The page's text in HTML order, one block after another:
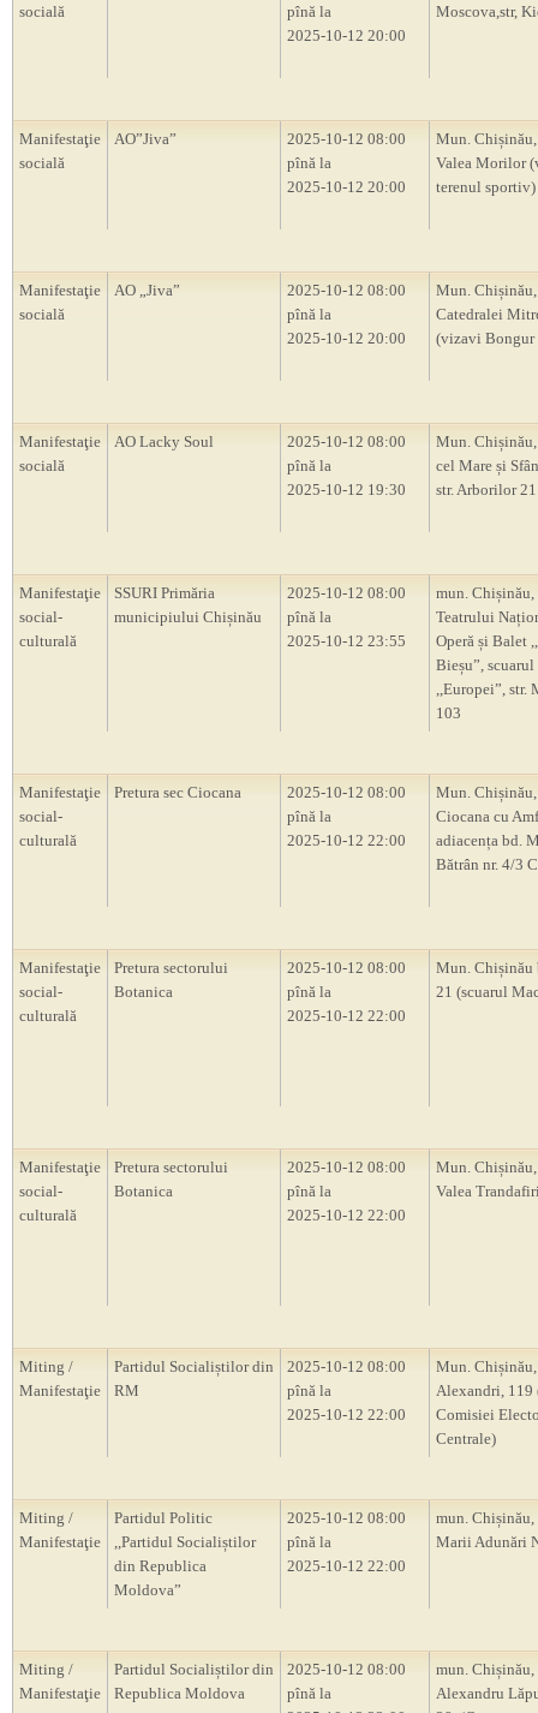
socială
pînă la
2025-10-12 20:00
Moscova,str,
Manifestaţie
socială
AO”Jiva”
2025-10-12 08:00
pînă la
2025-10-12 20:00
Mun.
Valea Morilor
terenul sportiv)
Manifestaţie
socială
AO „Jiva”
2025-10-12 08:00
pînă la
2025-10-12 20:00
Mun.
Catedralei
(vizavi Bongur
Manifestaţie
socială
AO Lacky Soul
2025-10-12 08:00
pînă la
2025-10-12 19:30
Mun.
cel Mare și
str. Arborilor
Manifestaţie
social-
culturală
SSURI Primăria
municipiului Chișinău
2025-10-12 08:00
pînă la
2025-10-12 23:55
mun. Chișinău,
Teatrului
Operă și Balet
Bieșu”, scuarul
,,Europei”, str.
103
Manifestaţie
social-
culturală
Pretura sec Ciocana
2025-10-12 08:00
pînă la
2025-10-12 22:00
Mun.
Ciocana cu
adiacența bd.
Bătrân nr. 4/3
Manifestaţie
social-
culturală
Pretura sectorului
Botanica
2025-10-12 08:00
pînă la
2025-10-12 22:00
Mun. Chișinău
21 (scuarul
Manifestaţie
social-
culturală
Pretura sectorului
Botanica
2025-10-12 08:00
pînă la
2025-10-12 22:00
Mun.
Valea
Miting /
Manifestaţie
Partidul Socialiștilor din
RM
2025-10-12 08:00
pînă la
2025-10-12 22:00
Mun. Chișinău,
Alexandri, 119
Comisiei
Centrale)
Miting /
Manifestaţie
Partidul Politic
,,Partidul Socialiștilor
din Republica
Moldova”
2025-10-12 08:00
pînă la
2025-10-12 22:00
mun. Chișinău,
Marii Adunări
Miting /
Manifestaţie
Partidul Socialiștilor din
Republica Moldova
2025-10-12 08:00
pînă la
mun. Chișinău,
Alexandru